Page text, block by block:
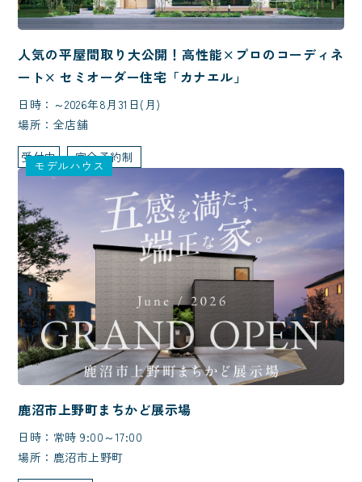
人気の平屋間取り大公開！高性能×プロのコーディネ
ート× セミオーダー住宅「カナエル」
日時：～2026年8月31日(月)
場所：全店舗
受付中
完全予約制
モデルハウス
鹿沼市上野町まちかど展示場
日時：常時 9:00～17:00
場所：鹿沼市上野町